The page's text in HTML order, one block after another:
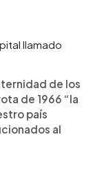
llamado
de los
de 1966 “la
país
al